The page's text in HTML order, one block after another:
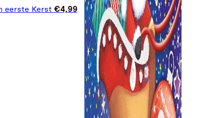
eerste Kerst €4,99